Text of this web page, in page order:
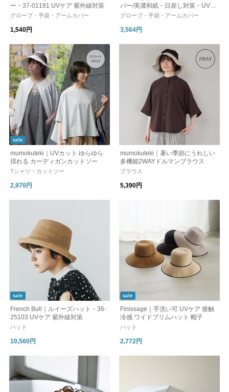
ー・37-01191 UVケア 紫外線対策
グローブ・手袋・アームカバー
1,540円
バー/美濃和紙・日差し対策・UV対
策 ・ギフト・日本製
グローブ・手袋・アームカバー
3,564円
sale
mumokuteki｜UVカット ゆらゆら
揺れる カーディガンカットソー
Tシャツ・カットソー
2,970円
mumokuteki｜暑い季節にうれしい
多機能2WAYドルマンブラウス
ブラウス
5,390円
sale
French Bull｜ルイーズハット・36-
25103 UVケア 紫外線対策
ハット
10,560円
sale
Finissage｜手洗い可 UVケア 接触
冷感 ワイドブリムハット 帽子
ハット
2,772円